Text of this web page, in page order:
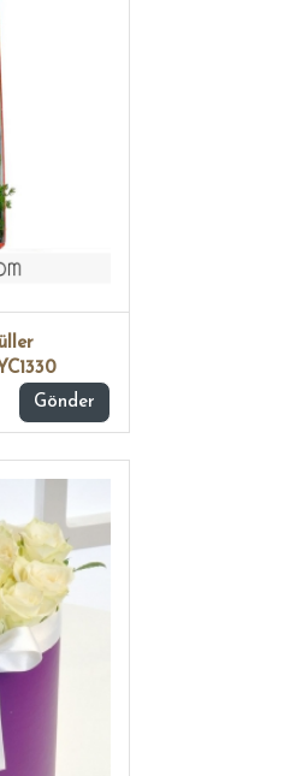
Gönder